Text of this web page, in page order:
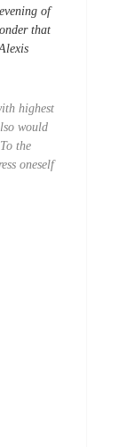
of
that
highest
would
the
oneself